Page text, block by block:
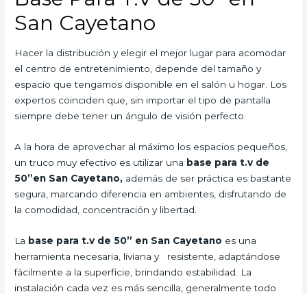
San Cayetano
Hacer la distribución y elegir el mejor lugar para acomodar
el centro de entretenimiento, depende del tamaño y
espacio que tengamos disponible en el salón u hogar. Los
expertos coinciden que, sin importar el tipo de pantalla
siempre debe tener un ángulo de visión perfecto.
A la hora de aprovechar al máximo los espacios pequeños,
un truco muy efectivo es utilizar una base para t.v de
50”en San Cayetano, además de ser práctica es bastante
segura, marcando diferencia en ambientes, disfrutando de
la comodidad, concentración y libertad.
La base para t.v de 50” en San Cayetano es una
herramienta necesaria, liviana y resistente, adaptándose
fácilmente a la superficie, brindando estabilidad. La
instalación cada vez es más sencilla, generalmente todo